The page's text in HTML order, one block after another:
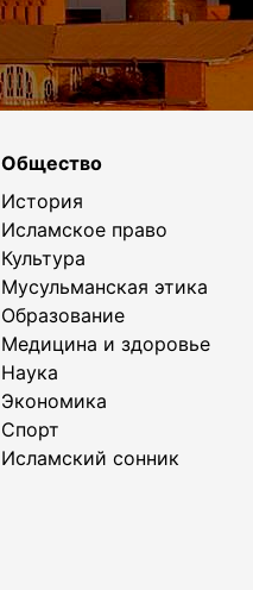
Общество
История
Исламское право
Культура
Мусульманская этика
Образование
Медицина и здоровье
Наука
Экономика
Спорт
Исламский сонник